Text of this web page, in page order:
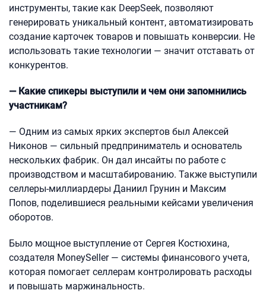
инструменты, такие как DeepSeek, позволяют
генерировать уникальный контент, автоматизировать
создание карточек товаров и повышать конверсии. Не
использовать такие технологии — значит отставать от
конкурентов.
— Какие спикеры выступили и чем они запомнились
участникам?
— Одним из самых ярких экспертов был Алексей
Никонов — сильный предприниматель и основатель
нескольких фабрик. Он дал инсайты по работе с
производством и масштабированию. Также выступили
селлеры-миллиардеры Даниил Грунин и Максим
Попов, поделившиеся реальными кейсами увеличения
оборотов.
Было мощное выступление от Сергея Костюхина,
создателя MoneySeller — системы финансового учета,
которая помогает селлерам контролировать расходы
и повышать маржинальность.